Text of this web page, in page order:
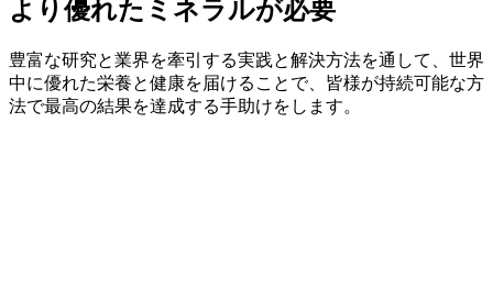
より優れたミネラルが必要
豊富な研究と業界を牽引する実践と解決方法を通して、世界
中に優れた栄養と健康を届けることで、皆様が持続可能な方
法で最高の結果を達成する手助けをします。